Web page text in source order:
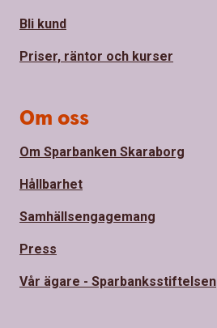
Bli kund
Priser, räntor och kurser
Om oss
Om Sparbanken Skaraborg
Hållbarhet
Samhällsengagemang
Press
Vår ägare - Sparbanksstiftelsen